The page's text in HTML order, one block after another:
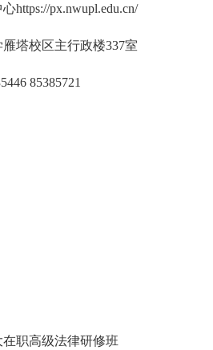
心https://px.nwupl.edu.cn/
塔校区主行政楼337室
85385721
职高级法律研修班